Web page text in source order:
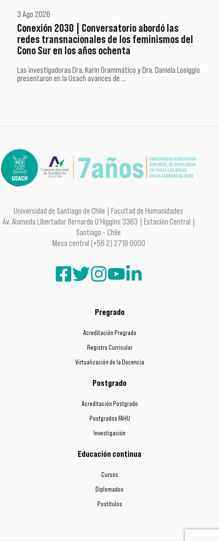
3 Ago 2026
Conexión 2030 | Conversatorio abordó las
redes transnacionales de los feminismos del
Cono Sur en los años ochenta
Las investigadoras Dra. Karin Grammático y Dra. Daniela Losiggio
presentaron en la Usach avances de …
Universidad de Santiago de Chile | Facultad de Humanidades
Av. Alameda Libertador Bernardo O'Higgins 3363 | Estación Central |
Santiago - Chile
Mesa central (+56 2) 2718 0000
Pregrado
Acreditación Pregrado
Registro Curricular
Virtualización de la Docencia
Postgrado
Acreditación Postgrado
Postgrados FAHU
Investigación
Educación continua
Cursos
Diplomados
Postítulos